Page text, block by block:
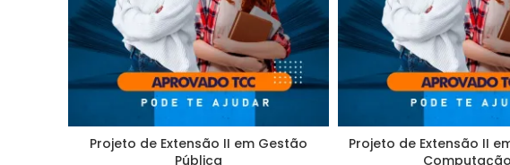
Projeto de Extensão II em Gestão
Pública
Projeto de Extensão II
Computação